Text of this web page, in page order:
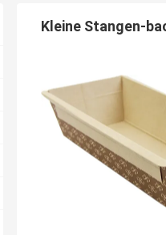
Kleine Stangen-